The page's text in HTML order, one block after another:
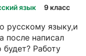
язык 9 класс
русскому языку,и
после написал
Работу